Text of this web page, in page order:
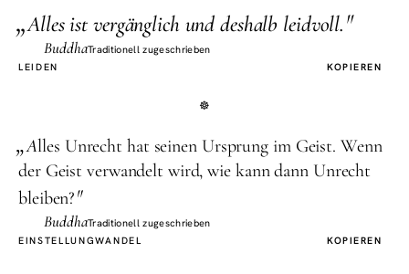
„Alles ist vergänglich und deshalb leidvoll."
BuddhaTraditionell zugeschrieben
LEIDEN
KOPIEREN
„Alles Unrecht hat seinen Ursprung im Geist. Wenn
der Geist verwandelt wird, wie kann dann Unrecht
bleiben?"
BuddhaTraditionell zugeschrieben
EINSTELLUNGWANDEL KOPIEREN